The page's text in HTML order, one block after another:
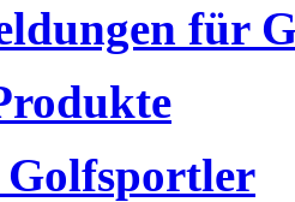
für